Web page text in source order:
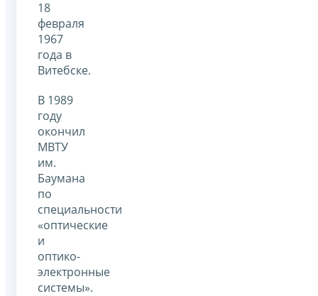
18
февраля
1967
года в
Витебске.
В 1989
году
окончил
МВТУ
им.
Баумана
по
специальности
«оптические
и
оптико-
электронные
системы».